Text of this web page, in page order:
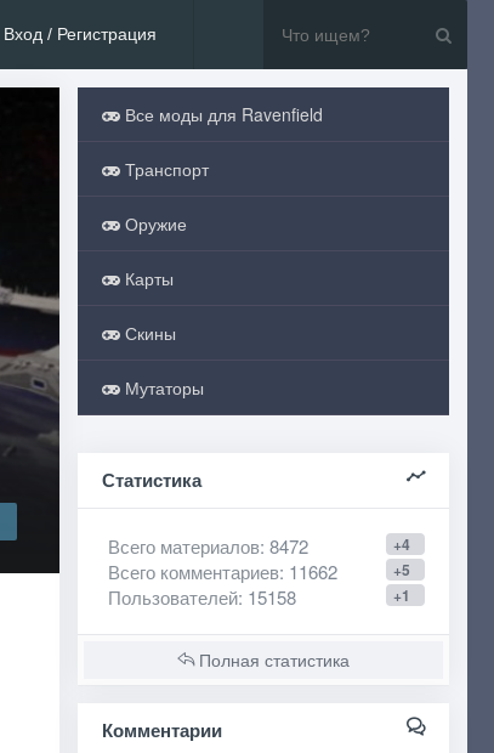
Вход / Регистрация
Все моды для Ravenfield
Транспорт
Оружие
Карты
Скины
Мутаторы
Статистика
+4
Всего материалов: 8472
+5
Всего комментариев: 11662
+1
Пользователей: 15158
Полная статистика
Комментарии